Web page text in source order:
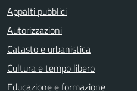
Appalti pubblici
Autorizzazioni
Catasto e urbanistica
Cultura e tempo libero
Educazione e formazione